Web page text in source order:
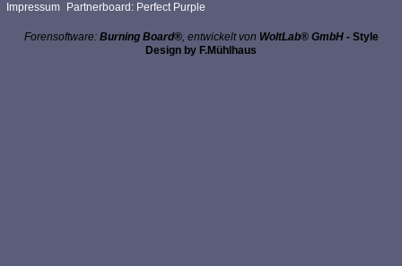
Impressum Partnerboard: Perfect Purple
Forensoftware: Burning Board®, entwickelt von WoltLab® GmbH